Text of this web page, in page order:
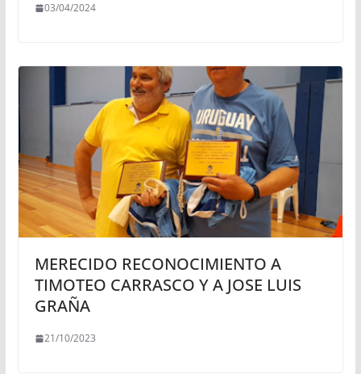
03/04/2024
MERECIDO RECONOCIMIENTO A
TIMOTEO CARRASCO Y A JOSE LUIS
GRAÑA
21/10/2023